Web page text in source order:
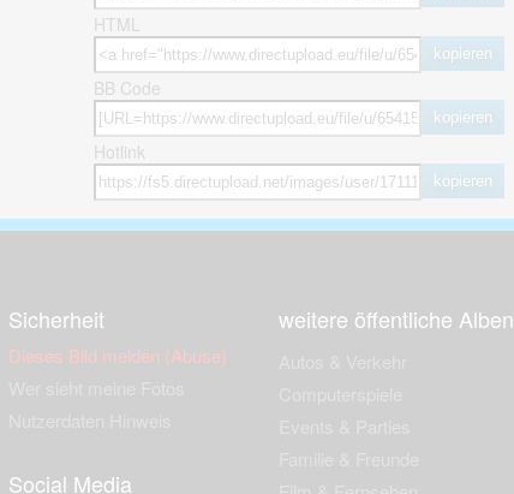
HTML
kopieren
BB Code
kopieren
Hotlink
kopieren
Sicherheit
Dieses Bild melden (Abuse)
Social Media
weitere öffentliche Alben